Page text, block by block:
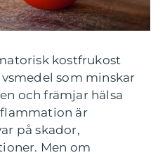
kostfrukost
som minskar
och främjar hälsa
är
på skador,
Men om